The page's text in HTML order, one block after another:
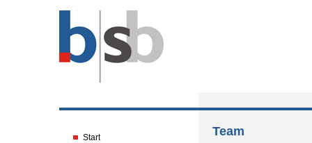
Start
Team